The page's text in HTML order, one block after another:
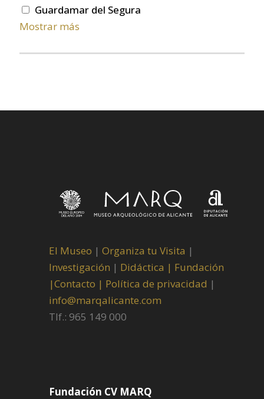
Guardamar del Segura
Mostrar más
El Museo | Organiza tu Visita |
Investigación | Didáctica | Fundación
|Contacto | Política de privacidad |
info@marqalicante.com
Tlf.: 965 149 000
Fundación CV MARQ